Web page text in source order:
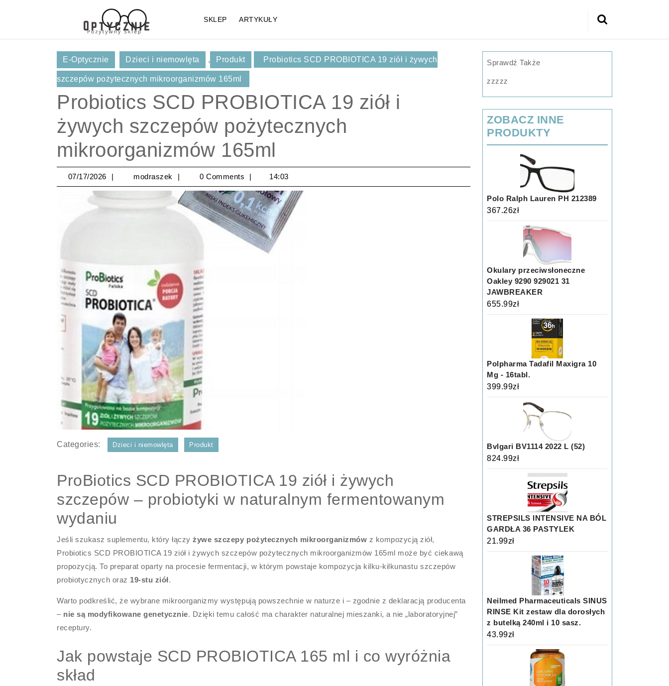
SKLEP ARTYKUŁY
Search
E-Optycznie Dzieci i niemowlęta , Produkt Probiotics SCD PROBIOTICA 19 ziół i żywych
szczepów pożytecznych mikroorganizmów 165ml
Probiotics SCD PROBIOTICA 19 ziół i
żywych szczepów pożytecznych
mikroorganizmów 165ml
07/17/2026 07/17/2026
modraszek modraszek
0 Comments 14:03
Categories: Dzieci i niemowlęta Produkt
ProBiotics SCD PROBIOTICA 19 ziół i żywych
szczepów – probiotyki w naturalnym fermentowanym
wydaniu
Jeśli szukasz suplementu, który łączyżywe szczepy pożytecznych mikroorganizmów z kompozycją ziół,
Probiotics SCD PROBIOTICA 19 ziół i żywych szczepów pożytecznych mikroorganizmów 165ml może być ciekawą
propozycją. To preparat oparty na procesie fermentacji, w którym powstaje kompozycja kilku-kilkunastu szczepów
probiotycznych oraz 19-stu ziół.
Warto podkreślić, że wybrane mikroorganizmy występują powszechnie w naturze i – zgodnie z deklaracją producenta
– nie są modyfikowane genetycznie. Dzięki temu całość ma charakter naturalnej mieszanki, a nie „laboratoryjnej”
receptury.
Jak powstaje SCD PROBIOTICA 165 ml i co wyróżnia
skład
Sprawdź Także
zzzzz
ZOBACZ INNE
PRODUKTY
Polo Ralph Lauren PH 212389
367.26zł
Okulary przeciwsłoneczne
Oakley 9290 929021 31
JAWBREAKER
655.99zł
Polpharma Tadafil Maxigra 10
Mg - 16tabl.
399.99zł
Bvlgari BV1114 2022 L (52)
824.99zł
STREPSILS INTENSIVE NA BÓL
GARDŁA 36 PASTYLEK
21.99zł
Neilmed Pharmaceuticals SINUS
RINSE Kit zestaw dla dorosłych
z butelką 240ml i 10 sasz.
43.99zł